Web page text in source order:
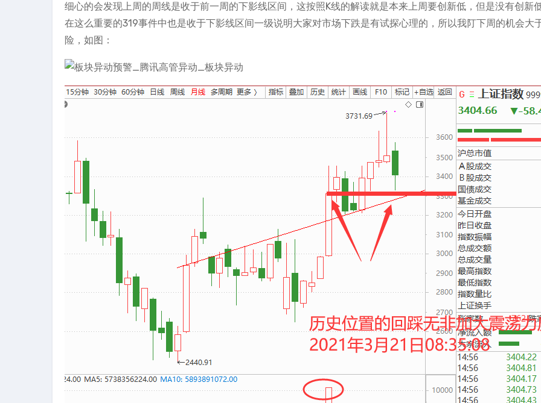
细心的会发现上周的周线是收于前一周的下影线区间，这按照K线的解读就是本来上周要创新低，但是没有创新
在这么重要的319事件中也是收于下影线区间一级说明大家对市场下跌是有试探心理的，所以我䦺下周的机会大
险，如图：